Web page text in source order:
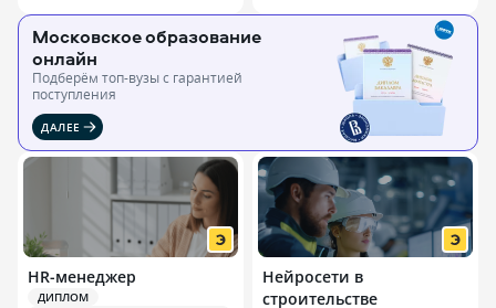
Московское образование
онлайн
Подберём топ-вузы c гарантией
поступления
ДАЛЕЕ
HR-менеджер
ДИПЛОМ
Нейросети в
строительстве